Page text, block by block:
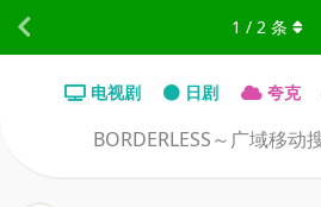
电视剧 日剧 夸克
BORDERLESS～广域移动
1 / 2 条